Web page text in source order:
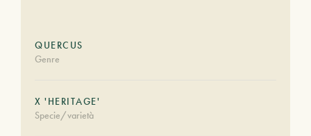
QUERCUS
Genre
X 'HERITAGE'
Specie/varietà